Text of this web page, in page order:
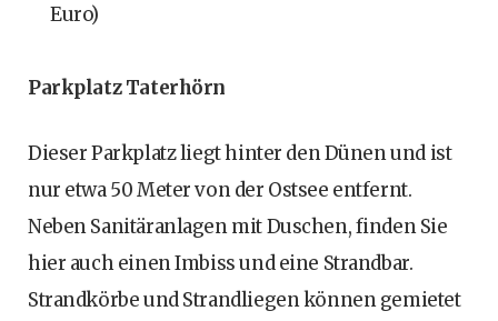
Euro)
Parkplatz Taterhörn
Dieser Parkplatz liegt hinter den Dünen und ist
nur etwa 50 Meter von der Ostsee entfernt.
Neben Sanitäranlagen mit Duschen, finden Sie
hier auch einen Imbiss und eine Strandbar.
Strandkörbe und Strandliegen können gemietet